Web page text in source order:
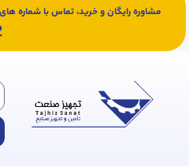
مشاوره رایگان و خرید، تماس با شماره